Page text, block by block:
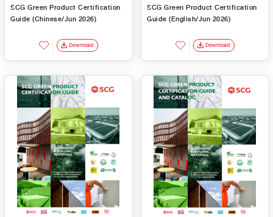
SCG Green Product Certification
Guide (Chinese/Jun 2026)
Download
SCG Green Product Certification
Guide (English/Jun 2026)
Download